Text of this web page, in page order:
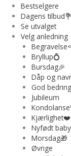
Bestselgere
Dagens tilbud💐
Se utvalget
Velg anledning
Bryllup💍
Bursdag🎉
Dåp og
God bedring
Jubileum
Kjærlighet❤️
Nyfødt
Morsdag🎁
Øvrige